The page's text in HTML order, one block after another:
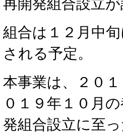
再開発組合設立
組合は１２月中
される予定。
本事業は、２０
０１９年１０月
発組合設立に至